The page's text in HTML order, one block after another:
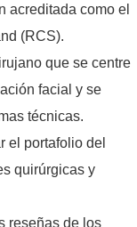
acreditada como el
(RCS).
que se centre
facial y se
técnicas.
el portafolio del
quirúrgicas y
reseñas de los